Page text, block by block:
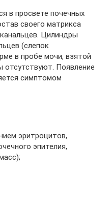
в просвете почечных
своего матрикса
Цилиндры
(слепок
в пробе мочи, взятой
отсутствуют. Появление
симптомом
эритроцитов,
эпителия,